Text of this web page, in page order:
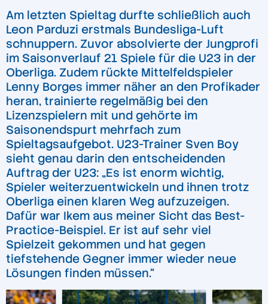
Am letzten Spieltag durfte schließlich auch
Leon Parduzi erstmals Bundesliga-Luft
schnuppern. Zuvor absolvierte der Jungprofi
im Saisonverlauf 21 Spiele für die U23 in der
Oberliga. Zudem rückte Mittelfeldspieler
Lenny Borges immer näher an den Profikader
heran, trainierte regelmäßig bei den
Lizenzspielern mit und gehörte im
Saisonendspurt mehrfach zum
Spieltagsaufgebot. U23-Trainer Sven Boy
sieht genau darin den entscheidenden
Auftrag der U23: „Es ist enorm wichtig,
Spieler weiterzuentwickeln und ihnen trotz
Oberliga einen klaren Weg aufzuzeigen.
Dafür war Ikem aus meiner Sicht das Best-
Practice-Beispiel. Er ist auf sehr viel
Spielzeit gekommen und hat gegen
tiefstehende Gegner immer wieder neue
Lösungen finden müssen.“